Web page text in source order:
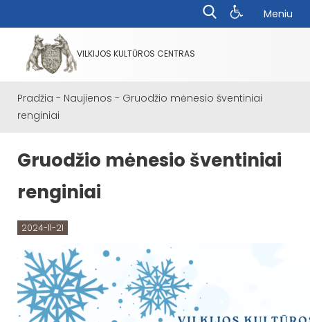
Meniu
VILKIJOS KULTŪROS CENTRAS
Pradžia - Naujienos - Gruodžio mėnesio šventiniai
renginiai
Gruodžio mėnesio šventiniai
renginiai
2024-11-21